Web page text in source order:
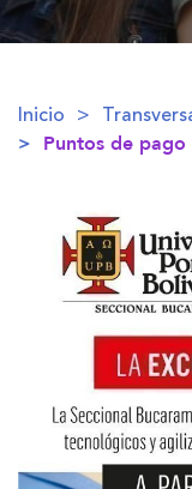
Inicio
Puntos de pago